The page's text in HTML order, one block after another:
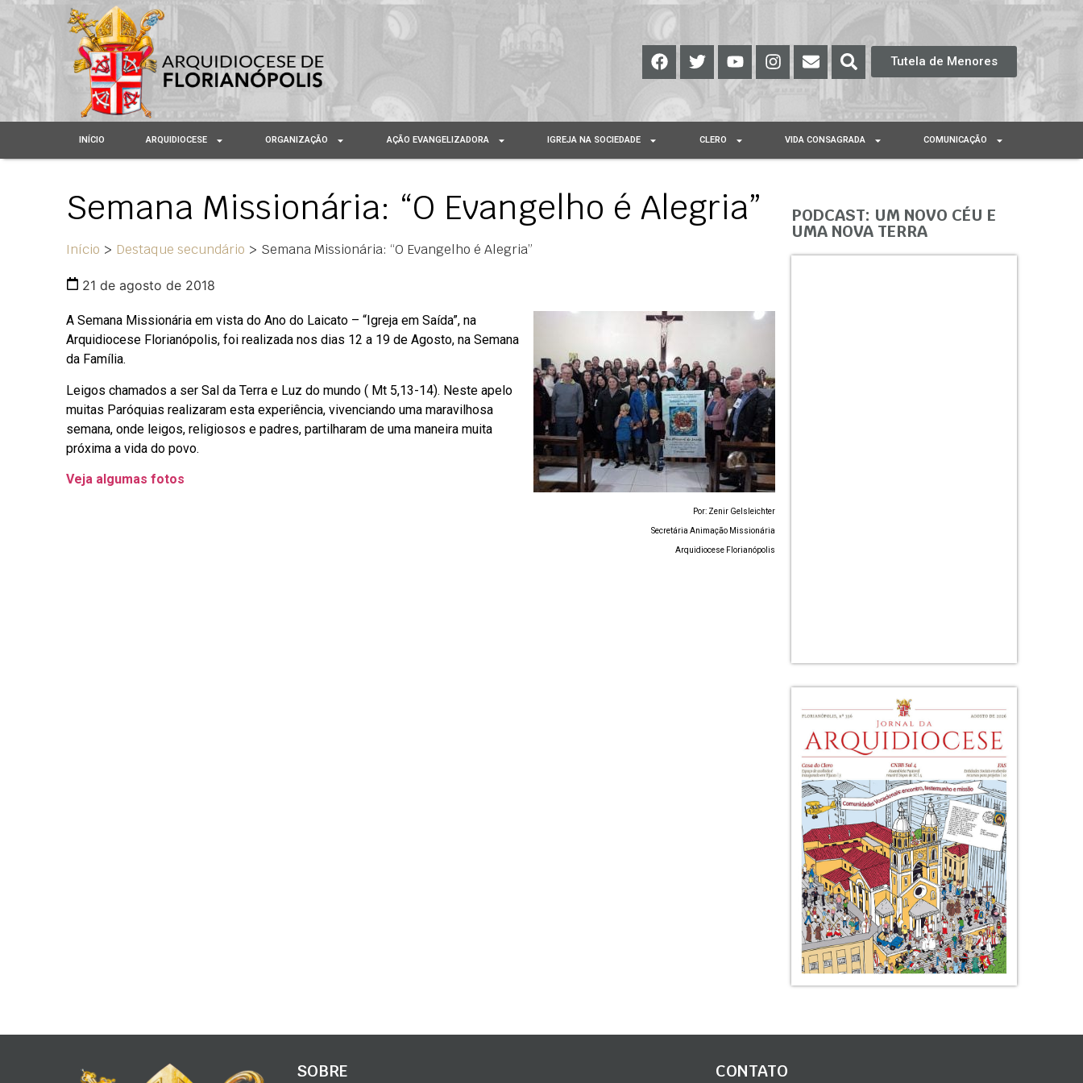
Tutela de Menores
INÍCIO ARQUIDIOCESE ORGANIZAÇÃO AÇÃO EVANGELIZADORA IGREJA NA SOCIEDADE CLERO VIDA CONSAGRADA COMUNICAÇÃO
Semana Missionária: “O Evangelho é Alegria”
Início > Destaque secundário > Semana Missionária: “O Evangelho é Alegria”
21 de agosto de 2018
A Semana Missionária em vista do Ano do Laicato – “Igreja em Saída”, na
Arquidiocese Florianópolis, foi realizada nos dias 12 a 19 de Agosto, na Semana
da Família.
Leigos chamados a ser Sal da Terra e Luz do mundo ( Mt 5,13-14). Neste apelo
muitas Paróquias realizaram esta experiência, vivenciando uma maravilhosa
semana, onde leigos, religiosos e padres, partilharam de uma maneira muita
próxima a vida do povo.
Veja algumas fotos
Por: Zenir Gelsleichter
Secretária Animação Missionária
Arquidiocese Florianópolis
PODCAST: UM NOVO CÉU E
UMA NOVA TERRA
SOBRE CONTATO